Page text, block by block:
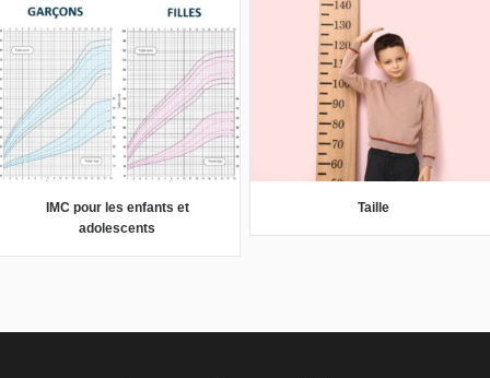
IMC pour les enfants et
adolescents
Taille